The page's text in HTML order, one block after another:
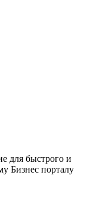
для быстрого и
Бизнес порталу